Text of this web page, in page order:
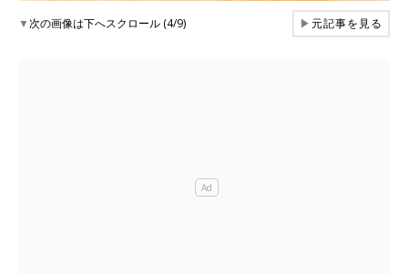
▼次の画像は下へスクロール (4/9) ▶元記事を見る